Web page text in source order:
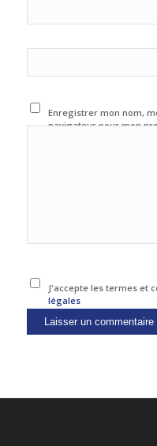
Enregistrer mon nom,
navigateur pour mon
J'accepte les termes et
légales